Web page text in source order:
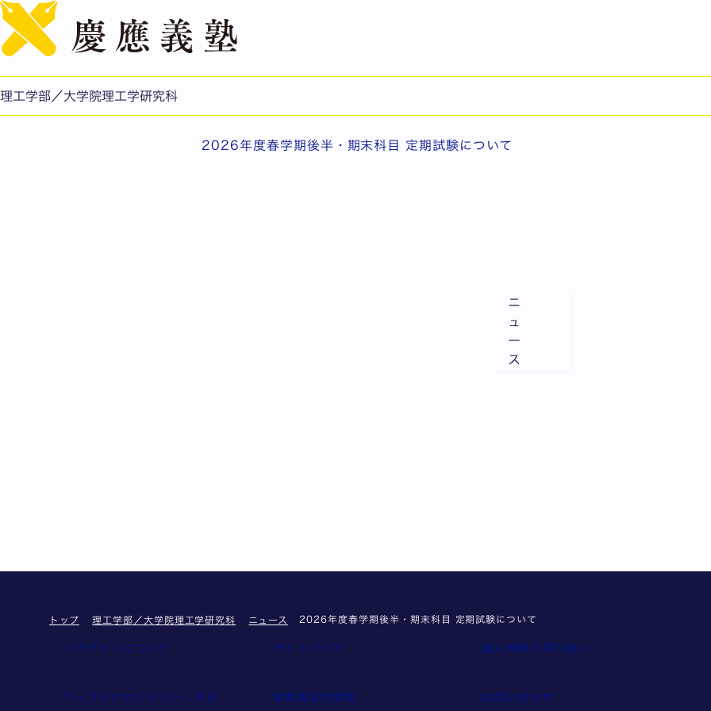
理工学部／大学院理工学研究科
2026年度春学期後半・期末科目 定期試験について
2026年度春学期後半・期末科目 定期試験について
ニ
ュ
ー
ス
トップ 理工学部／大学院理工学研究科 ニュース 2026年度春学期後半・期末科目 定期試験について
このサイトについて サイトマップ 個人情報の取り扱い
ウェブアクセシビリティ方針 教職員採用情報 お問い合わせ